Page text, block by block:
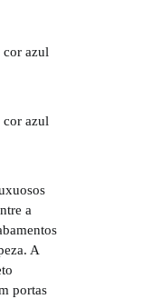
a
A
portas